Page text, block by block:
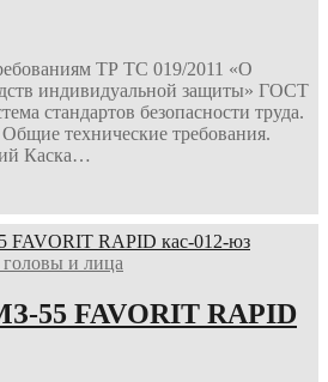
ТР ТС 019/2011 «О
индивидуальной защиты» ГОСТ
стандартов безопасности труда.
технические требования.
Каска…
и лица
55 FAVORIT RAPID